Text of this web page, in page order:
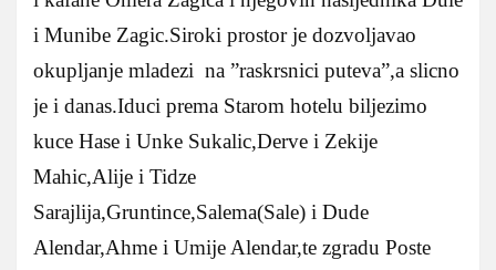
i Munibe Zagic.Siroki prostor je dozvoljavao
okupljanje mladezi na ”raskrsnici puteva”,a slicno
je i danas.Iduci prema Starom hotelu biljezimo
kuce Hase i Unke Sukalic,Derve i Zekije
Mahic,Alije i Tidze
Sarajlija,Gruntince,Salema(Sale) i Dude
Alendar,Ahme i Umije Alendar,te zgradu Poste